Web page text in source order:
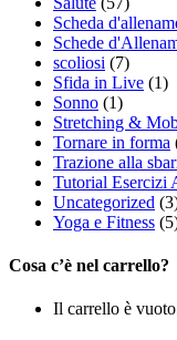
Scheda
Schede
scoliosi (7)
Sfida in Live (1)
Sonno (1)
Stretching &
Tornare in forma
Trazione alla
Tutorial Esercizi
Uncategorized
Yoga e Fitness
Cosa c’è nel carrello?
Il carrello è